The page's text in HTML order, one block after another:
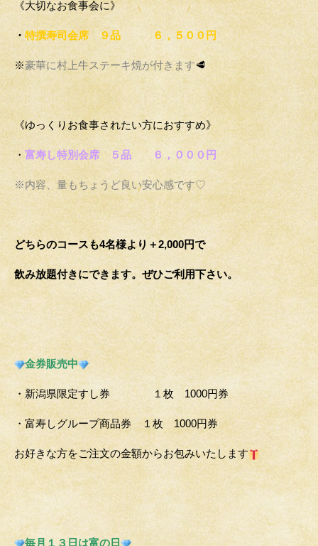
《大切なお食事会に》
・ 特撰寿司会席 ９品 ６，５００円
※豪華に村上牛ステーキ焼が付きます🥩
《ゆっくりお食事されたい方におすすめ》
・富寿し特別会席 ５品 ６，０００円
※内容、量もちょうど良い安心感です♡
どちらのコースも4名様より＋2,000円で
飲み放題付きにできます。ぜひご利用下さい。
金券販売中
・新潟県限定すし券 １枚 1000円券
・富寿しグループ商品券 １枚 1000円券
お好きな方をご注文の金額からお包みいたします
毎月１３日は富の日